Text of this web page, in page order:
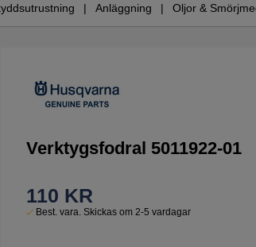
Anläggning Oljor &
Verktygsfodral 5011922-01
110 KR
Best. vara. Skickas om 2-5 vardagar